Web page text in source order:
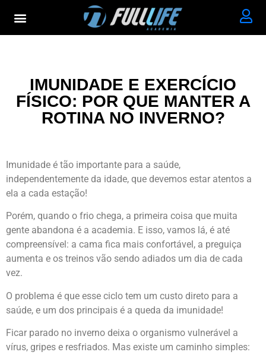
IMUNIDADE E EXERCÍCIO
FÍSICO: POR QUE MANTER A
ROTINA NO INVERNO?
Imunidade é tão importante para a saúde,
independentemente da idade, que devemos estar atentos a
ela a cada estação!
Porém, quando o frio chega, a primeira coisa que muita
gente abandona é a academia. E isso, vamos lá, é até
compreensível: a cama fica mais confortável, a preguiça
aumenta e os treinos vão sendo adiados um dia de cada
vez.
O problema é que esse ciclo tem um custo direto para a
saúde, e um dos principais é a queda da imunidade!
Ficar parado no inverno deixa o organismo vulnerável a
vírus, gripes e resfriados. Mas existe um caminho simples: